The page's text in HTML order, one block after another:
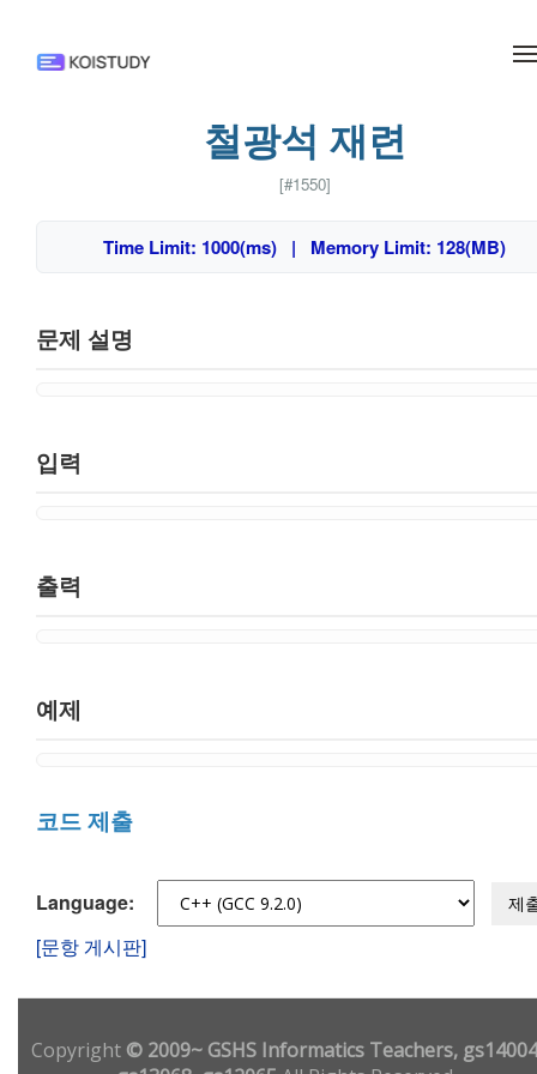
철광석 재련
[#1550]
Time Limit: 1000(ms) | Memory Limit: 128(MB)
문제 설명
입력
출력
예제
코드 제출
Language: 제
[문항 게시판]
Copyright© 2009~ GSHS Informatics Teachers,